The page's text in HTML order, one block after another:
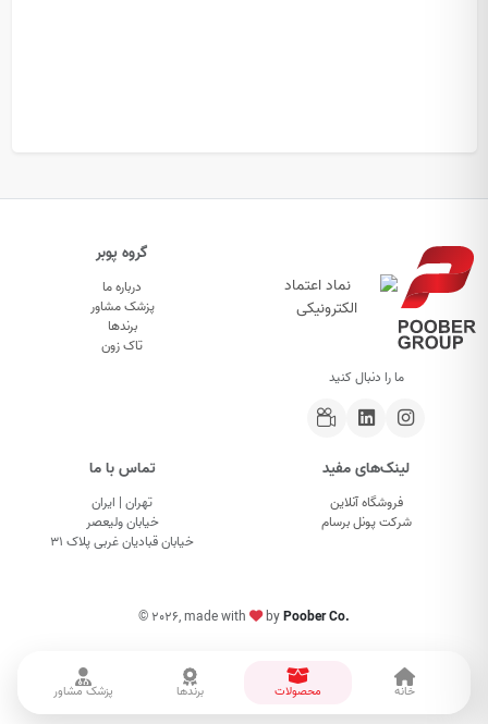
خانه محصولات برندها پزشک مشاور
ما را دنبال کنید
گروه پوبر
درباره ما
پزشک مشاور
برندها
تاک زون
لینک‌های مفید
فروشگاه آنلاین
شرکت پونل برسام
تماس با ما
تهران | ایران
خیابان ولیعصر
خیابان قبادیان غربی پلاک ۳۱
© 2026, made with byPoober Co.